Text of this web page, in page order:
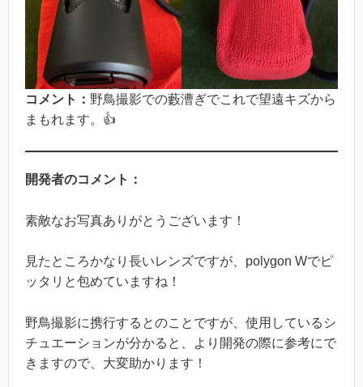
コメント： 野鳥撮影での藪漕ぎでこれで望遠キズから
まもれます。👍
開発者のコメント：
素敵なお写真ありがとうございます！
見たところかなり長いレンズですが、polygon Wでピ
ッタリと包めていますね！
野鳥撮影に携行するとのことですが、使用しているシ
チュエーションが分かると、より開発の際に参考にで
きますので、大変助かります！